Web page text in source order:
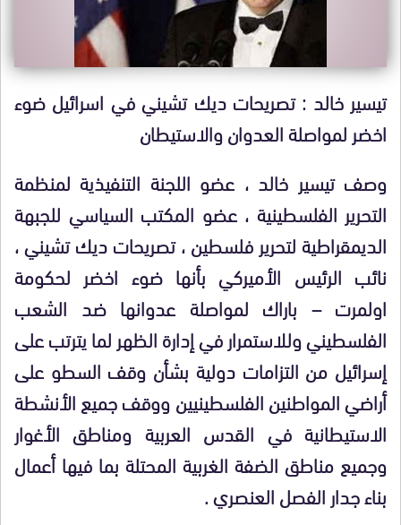
تيسير خالد : تصريحات ديك تشيني في اسرائيل ضوء
اخضر لمواصلة العدوان والاستيطان
وصف تيسير خالد ، عضو اللجنة التنفيذية لمنظمة
التحرير الفلسطينية ، عضو المكتب السياسي للجبهة
الديمقراطية لتحرير فلسطين ، تصريحات ديك تشيني ،
نائب الرئيس الأميركي بأنها ضوء اخضر لحكومة
اولمرت – باراك لمواصلة عدوانها ضد الشعب
الفلسطيني وللاستمرار في إدارة الظهر لما يترتب على
إسرائيل من التزامات دولية بشأن وقف السطو على
أراضي المواطنين الفلسطينيين ووقف جميع الأنشطة
الاستيطانية في القدس العربية ومناطق الأغوار
وجميع مناطق الضفة الغربية المحتلة بما فيها أعمال
بناء جدار الفصل العنصري .